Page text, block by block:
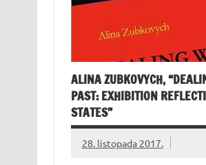
ALINA ZUBKOVYCH,
PAST: EXHIBITION
STATES”
28. listopada 2017.